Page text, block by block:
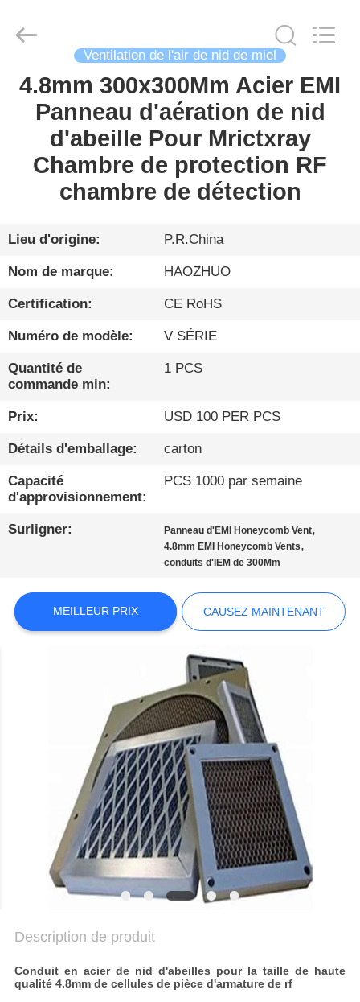
FIL
D'ACIER
FAIBLE
TENEUR
CARBONE
PRODUITS
À
PROPOS
NOUS
VISITE
D'USINE
PAIEMENT
NOUVELLES
POLITIQUE
CONFIDENTIALITÉ
Co.,
Ventilation de l'air de nid de miel
4.8mm 300x300Mm Acier EMI
Panneau d'aération de nid
d'abeille Pour Mrictxray
Chambre de protection RF
chambre de détection
Lieu d'origine: P.R.China
Nom de marque: HAOZHUO
Certification: CE RoHS
Numéro de modèle: V SÉRIE
Quantité de
commande min:
1 PCS
Prix: USD 100 PER PCS
Détails d'emballage: carton
Capacité
d'approvisionnement:
PCS 1000 par semaine
Surligner: Panneau d'EMI Honeycomb Vent,
4.8mm EMI Honeycomb Vents,
conduits d'IEM de 300Mm
MEILLEUR PRIX CAUSEZ MAINTENANT
Description de produit
Conduit en acier de nid d'abeilles pour la taille de haute
qualité 4.8mm de cellules de pièce d'armature de rf